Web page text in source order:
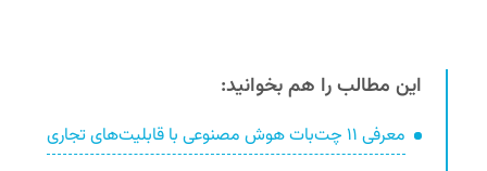
این مطالب را هم بخوانید:
معرفی ۱۱ چت‌بات هوش مصنوعی با قابلیت‌های تجاری